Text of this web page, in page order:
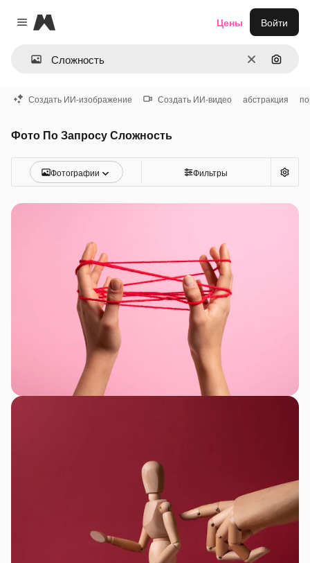
Close menu
Magnific
ОчиститьПоиск
Цены Войти
Создать ИИ-изображение Создать ИИ-видео абстракция
Фото По Запросу Сложность
Фотографии Фильтры